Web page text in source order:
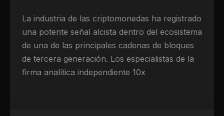
La industria de las criptomonedas ha registrado
una potente señal alcista dentro del ecosistema
de una de las principales cadenas de bloques
de tercera generación. Los especialistas de la
firma analítica independiente 10x